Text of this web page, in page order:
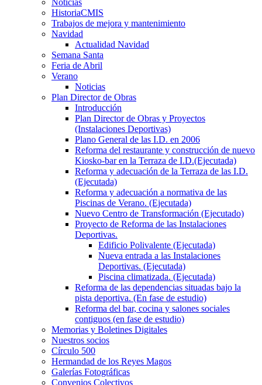
Noticias
HistoriaCMIS
Trabajos de mejora y mantenimiento
Navidad
Actualidad Navidad
Semana Santa
Feria de Abril
Verano
Noticias
Plan Director de Obras
Introducción
Plan Director de Obras y Proyectos
(Instalaciones Deportivas)
Plano General de las I.D. en 2006
Reforma del restaurante y construcción de nuevo
Kiosko-bar en la Terraza de I.D.(Ejecutada)
Reforma y adecuación de la Terraza de las I.D.
(Ejecutada)
Reforma y adecuación a normativa de las
Piscinas de Verano. (Ejecutada)
Nuevo Centro de Transformación (Ejecutado)
Proyecto de Reforma de las Instalaciones
Deportivas.
Edificio Polivalente (Ejecutada)
Nueva entrada a las Instalaciones
Deportivas. (Ejecutada)
Piscina climatizada. (Ejecutada)
Reforma de las dependencias situadas bajo la
pista deportiva. (En fase de estudio)
Reforma del bar, cocina y salones sociales
contiguos (en fase de estudio)
Memorias y Boletines Digitales
Nuestros socios
Círculo 500
Hermandad de los Reyes Magos
Galerías Fotográficas
Convenios Colectivos